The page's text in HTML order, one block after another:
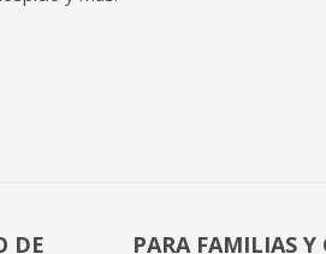
DE
PARA FAMILIAS Y